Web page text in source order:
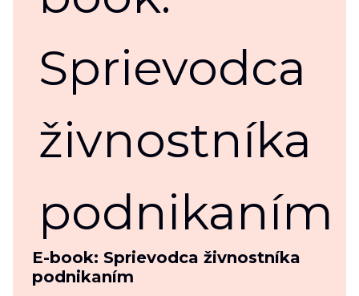
E-book: Sprievodca živnostníka
podnikaním